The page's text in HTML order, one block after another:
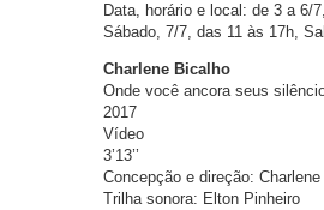
Data, horário e local: de 3 a 6/
Sábado, 7/7, das 11 às 17h,
Charlene Bicalho
Onde você ancora seus
2017
Vídeo
3’13’’
Concepção e direção:
Trilha sonora: Elton Pinheiro